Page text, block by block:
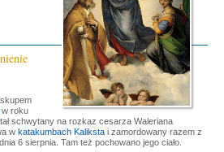
w roku
schwytany na rozkaz cesarza Waleriana
w katakumbach Kaliksta i zamordowany razem z
6 sierpnia. Tam też pochowano jego ciało.